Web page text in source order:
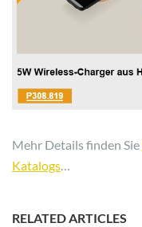
Mehr Details finden Sie
Katalogs…
RELATED ARTICLES